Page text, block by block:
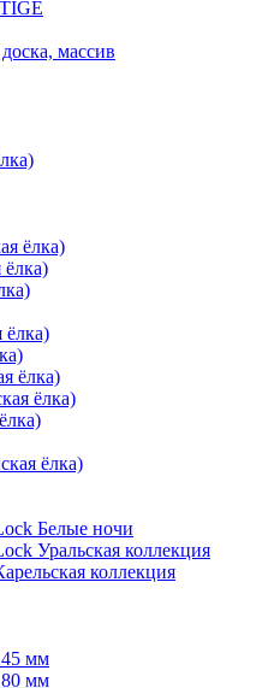
массив
ёлка)
ёлка)
ёлка)
ёлка)
Белые ночи
Уральская коллекция
коллекция
мм
мм